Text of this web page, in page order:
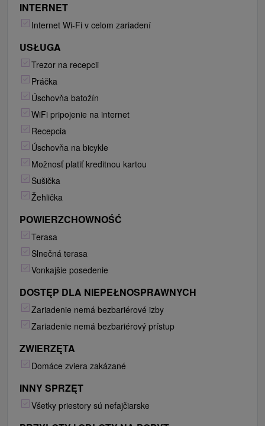
INTERNET
Internet Wi-Fi v celom zariadení
USŁUGA
Trezor na recepcii
Práčka
Úschovňa batožín
WiFi pripojenie na internet
Recepcia
Úschovňa na bicykle
Možnosť platiť kreditnou kartou
Sušička
Žehlička
POWIERZCHOWNOŚĆ
Terasa
Slnečná terasa
Vonkajšie posedenie
DOSTĘP DLA NIEPEŁNOSPRAWNYCH
Zariadenie nemá bezbariérové izby
Zariadenie nemá bezbariérový prístup
ZWIERZĘTA
Domáce zviera zakázané
INNY SPRZĘT
Všetky priestory sú nefajčiarske